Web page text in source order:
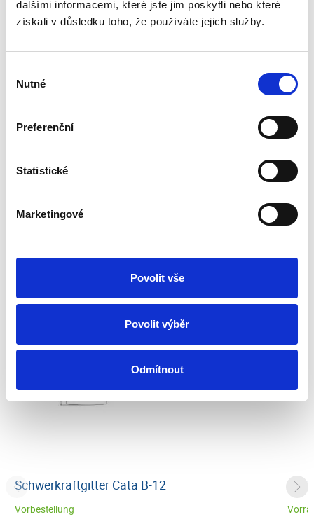
dalšími informacemi, které jste jim poskytli nebo které
získali v důsledku toho, že používáte jejich služby.
souhlasu
Nutné
Preferenční
Statistické
Marketingové
Povolit vše
Povolit výběr
Odmítnout
Bewertungen unserer Kunden
Dieses Produkt wurde noch nicht bewertet.
Um eine Bewertung hinzuzufügen, müssen Sie sich
Empfohlenes Zubehör
Schwerkraftgitter Cata B-12
Vorbestellung